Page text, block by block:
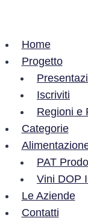
Home
Progetto
Iscriviti
Regioni e
Categorie
PAT
Vini DOP
Le Aziende
Contatti